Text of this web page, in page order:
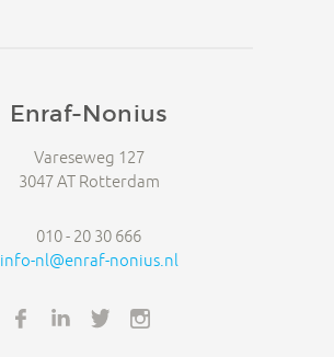
Enraf-Nonius
Vareseweg 127
3047 AT Rotterdam
010 - 20 30 666
info-nl@enraf-nonius.nl
FACEBOOK
LINKEDINTWITTER